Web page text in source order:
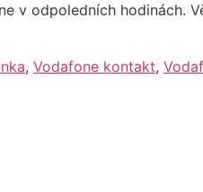
v odpoledních hodinách.
, Vodafone kontakt,